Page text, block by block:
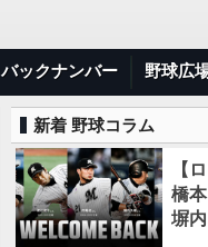
バックナンバー 野球広
新着 野球コラム
【
橋
塀
解